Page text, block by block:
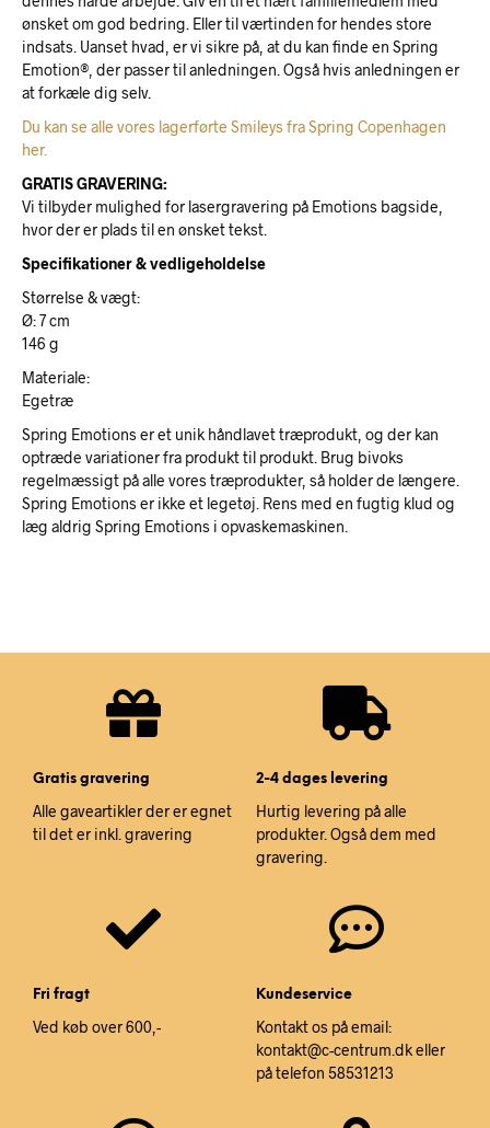
ønsket om god bedring. Eller til værtinden for hendes store
indsats. Uanset hvad, er vi sikre på, at du kan finde en Spring
Emotion®, der passer til anledningen. Også hvis anledningen er
at forkæle dig selv.
Du kan se alle vores lagerførte Smileys fra Spring Copenhagen
her.
GRATIS GRAVERING:
Vi tilbyder mulighed for lasergravering på Emotions bagside,
hvor der er plads til en ønsket tekst.
Specifikationer & vedligeholdelse
Størrelse & vægt:
Ø: 7 cm
146 g
Materiale:
Egetræ
Spring Emotions er et unik håndlavet træprodukt, og der kan
optræde variationer fra produkt til produkt. Brug bivoks
regelmæssigt på alle vores træprodukter, så holder de længere.
Spring Emotions er ikke et legetøj. Rens med en fugtig klud og
læg aldrig Spring Emotions i opvaskemaskinen.
Gratis gravering
Alle gaveartikler der er egnet
til det er inkl. gravering
2-4 dages levering
Hurtig levering på alle
produkter. Også dem med
gravering.
Fri fragt
Ved køb over 600,-
Kundeservice
Kontakt os på email:
kontakt@c-centrum.dk eller
på telefon 58531213